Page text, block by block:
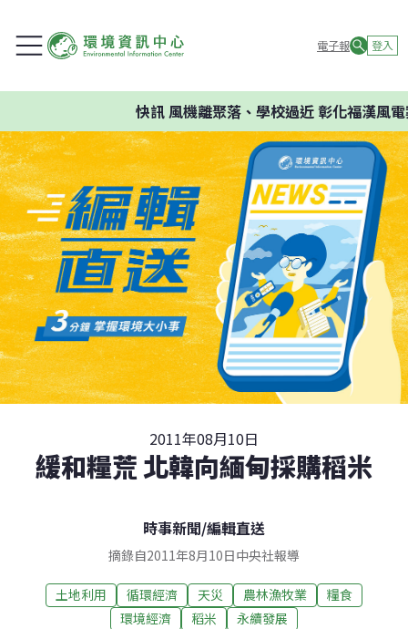
電子報 登入
快訊風機離聚落、學校過近 彰化福漢風電
2011年08月10日
緩和糧荒 北韓向緬甸採購稻米
時事新聞/編輯直送
摘錄自2011年8月10日中央社報導
土地利用 循環經濟 天災 農林漁牧業
糧食
環境經濟
稻米 永續發展